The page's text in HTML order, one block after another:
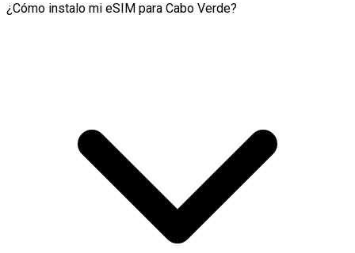
¿Cómo instalo mi eSIM para Cabo Verde?